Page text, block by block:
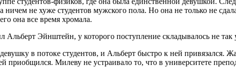
ничем не хуже студентов мужского пола. Но она не только не
она все время хромала.
Альберт Эйнштейн, у которого поступление складывалось не
в потоке студентов, и Альберт быстро к ней
приобщился. Милеву не устраивало то, что в университете